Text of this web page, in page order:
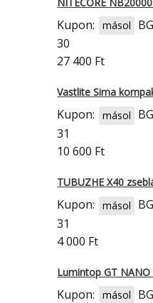
Kupon: másol
30
27 400 Ft
Vastlite Sima
Kupon: másol
31
10 600 Ft
TUBUZHE X40
Kupon: másol
31
4 000 Ft
Lumintop GT
Kupon: másol